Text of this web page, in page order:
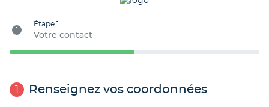
1
Étape 1
Votre contact
1 Renseignez vos coordonnées